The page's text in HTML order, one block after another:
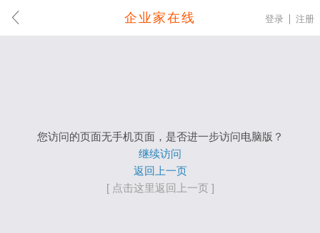
企业家在线 登录 注册
您访问的页面无手机页面，是否进一步访问电脑版？
继续访问
返回上一页
[ 点击这里返回上一页 ]